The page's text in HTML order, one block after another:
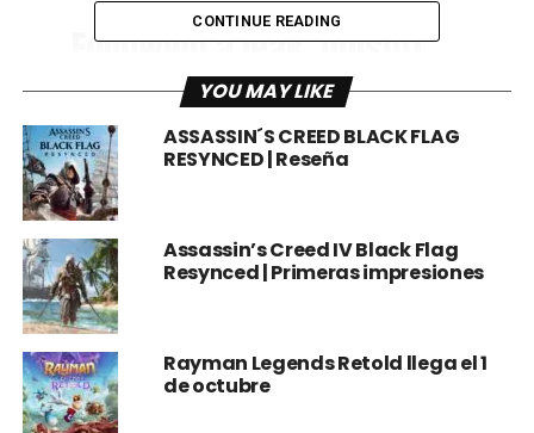
Following a leak, Ubisoft
confirmed Far Cry 6 will be
shown at Sunday’s Ubisoft
Forward conference with
this teaser of Giancarlo
Esposito as antagonist
Anton Castillo.
https://t.co/EAzpsyILDR
pic.twitter.com/SZ1khIsDT
6
CONTINUE READING
YOU MAY LIKE
ASSASSIN´S CREED BLACK FLAG
RESYNCED | Reseña
Assassin’s Creed IV Black Flag
Resynced | Primeras impresiones
Rayman Legends Retold llega el 1
de octubre